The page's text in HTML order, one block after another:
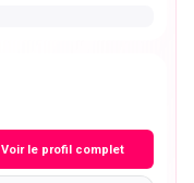
Voir le profil complet